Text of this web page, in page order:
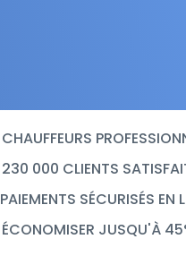
CHAUFFEURS
230 000 CLIENTS
PAIEMENTS SÉCURISÉS EN
ÉCONOMISER JUSQU'À